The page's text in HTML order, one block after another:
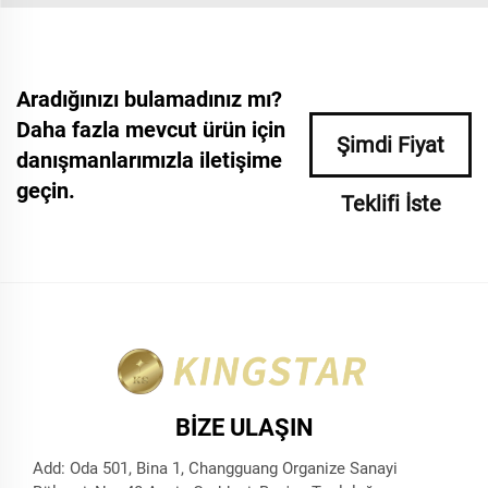
Aradığınızı bulamadınız mı?
Daha fazla mevcut ürün için
danışmanlarımızla iletişime
geçin.
Şimdi Fiyat
Teklifi İste
BIZE ULAŞIN
Add: Oda 501, Bina 1, Changguang Organize Sanayi